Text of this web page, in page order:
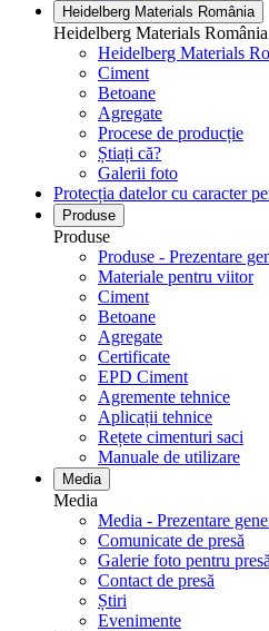
Heidelberg Materials România
Heidelberg Materials România
Heidelberg Materials
Ciment
Betoane
Agregate
Procese de producție
Știați că?
Galerii foto
Protecția datelor cu caracter
Produse
Produse
Produse - Prezentare
Materiale pentru viitor
Ciment
Betoane
Agregate
Certificate
EPD Ciment
Agremente tehnice
Aplicații tehnice
Rețete cimenturi saci
Manuale de utilizare
Media
Media
Media - Prezentare
Comunicate de presă
Galerie foto pentru ​​​​​​​presă
Contact de presă
Știri
Evenimente